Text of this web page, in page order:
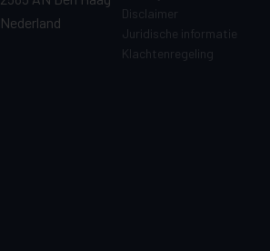
Nederland
Disclaimer
Juridische informatie
Klachtenregeling